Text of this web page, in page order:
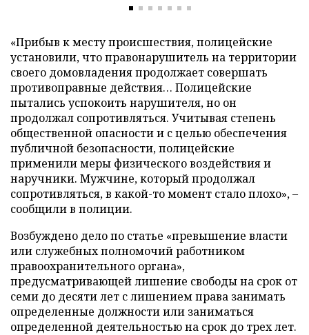
«Прибыв к месту происшествия, полицейские
установили, что правонарушитель на территории
своего домовладения продолжает совершать
противоправные действия… Полицейские
пытались успокоить нарушителя, но он
продолжал сопротивляться. Учитывая степень
общественной опасности и с целью обеспечения
публичной безопасности, полицейские
применили меры физического воздействия и
наручники. Мужчине, который продолжал
сопротивляться, в какой-то момент стало плохо», –
сообщили в полиции.
Возбуждено дело по статье «превышение власти
или служебных полномочий работником
правоохранительного органа»,
предусматривающей лишение свободы на срок от
семи до десяти лет с лишением права занимать
определенные должности или заниматься
определенной деятельностью на срок до трех лет.